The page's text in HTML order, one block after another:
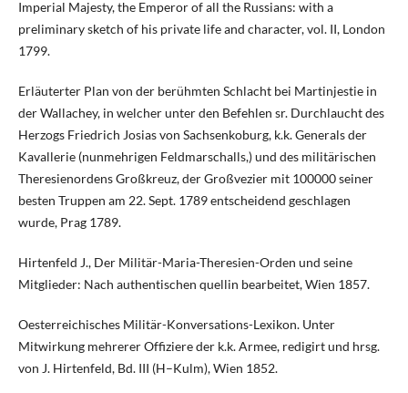
Imperial Majesty, the Emperor of all the Russians: with a
preliminary sketch of his private life and character, vol. II, London
1799.
Erläuterter Plan von der berühmten Schlacht bei Martinjestie in
der Wallachey, in welcher unter den Befehlen sr. Durchlaucht des
Herzogs Friedrich Josias von Sachsenkoburg, k.k. Generals der
Kavallerie (nunmehrigen Feldmarschalls,) und des militärischen
Theresienordens Großkreuz, der Großvezier mit 100000 seiner
besten Truppen am 22. Sept. 1789 entscheidend geschlagen
wurde, Prag 1789.
Hirtenfeld J., Der Militär-Maria-Theresien-Orden und seine
Mitglieder: Nach authentischen quellin bearbeitet, Wien 1857.
Oesterreichisches Militär-Konversations-Lexikon. Unter
Mitwirkung mehrerer Offiziere der k.k. Armee, redigirt und hrsg.
von J. Hirtenfeld, Bd. III (H–Kulm), Wien 1852.